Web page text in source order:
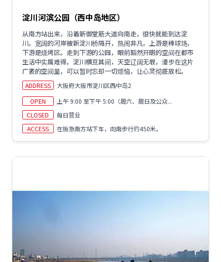
淀川河滨公园（西中岛地区）
从南方站出来，沿着新御堂筋大道向南走，很快就能到达淀
川。宽阔的河岸被新淀川桥隔开，热闹非凡，上游是棒球场，
下游是烧烤区。走到下游的公园，眼前豁然开朗的空间在都市
生活中实属难得。淀川横亘其间，天空辽阔无垠，漫步在这片
广袤的空间里，可以暂时忘却一切烦恼，让心灵彻底放松。
ADDRESS
大阪府大阪市淀川区西中岛2
OPEN
上午 9:00 至下午 5:00（周六、周日及公众...
CLOSED
每日营业
ACCESS
在阪急南方站下车，向南步行约450米。